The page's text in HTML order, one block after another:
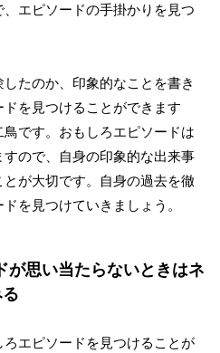
エピソードの手掛かりを見つ
たのか、印象的なことを書き
を見つけることができます
です。おもしろエピソードは
ので、自身の印象的な出来事
が大切です。自身の過去を徹
を見つけていきましょう。
思い当たらないときはネ
エピソードを見つけることが